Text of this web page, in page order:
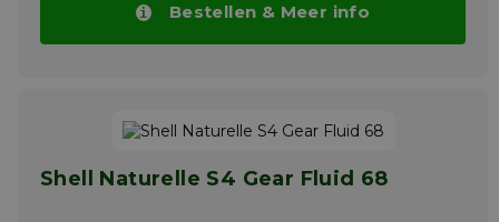
Bestellen & Meer info
Shell Naturelle S4 Gear Fluid 68